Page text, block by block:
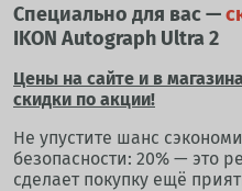
Специально для вас —
IKON Autograph Ultra 2
Цены на сайте и в
скидки по акции!
Не упустите шанс
безопасности: 20% — это
сделает покупку ещё